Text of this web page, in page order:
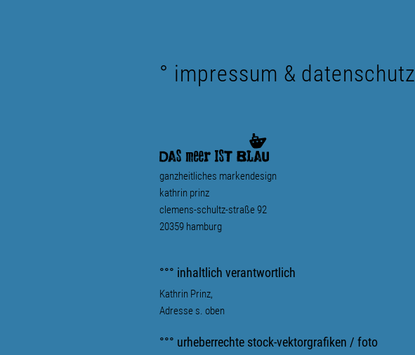
° impressum & datenschutz
ganzheitliches markendesign
kathrin prinz
clemens-schultz-straße 92
20359 hamburg
°°° inhaltlich verantwortlich
Kathrin Prinz,
Adresse s. oben
°°° urheberrechte stock-vektorgrafiken / foto